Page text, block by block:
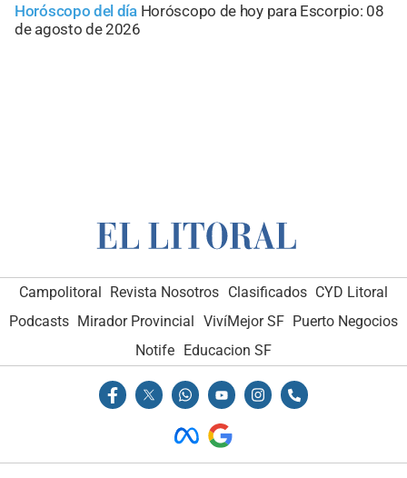
Horóscopo del día Horóscopo de hoy para Escorpio: 08
de agosto de 2026
Campolitoral Revista Nosotros Clasificados CYD Litoral
Podcasts Mirador Provincial VivíMejor SF Puerto Negocios
Notife
Educacion SF